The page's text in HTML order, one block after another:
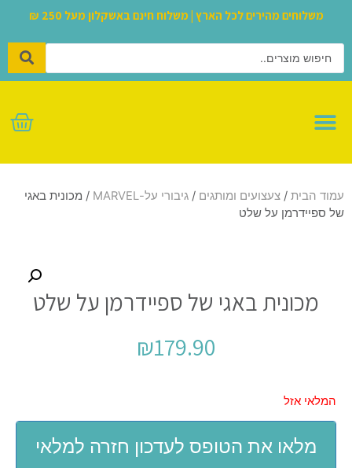
משלוחים מהירים לכל הארץ | משלוח חינם באשקלון מעל 250 ₪
עמוד הבית / צעצועים ומותגים / גיבורי על-MARVEL
/ מכונית באגי
של ספיידרמן על שלט
מכונית באגי של ספיידרמן על שלט
₪179.90
המלאי אזל
מלאו את הטופס לעדכון חזרה למלאי